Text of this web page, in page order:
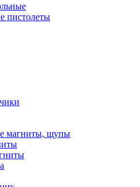
пистолеты
магниты, щупы